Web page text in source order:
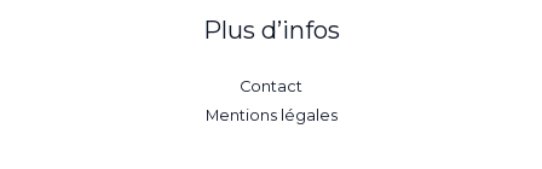
Plus d’infos
Contact
Mentions légales